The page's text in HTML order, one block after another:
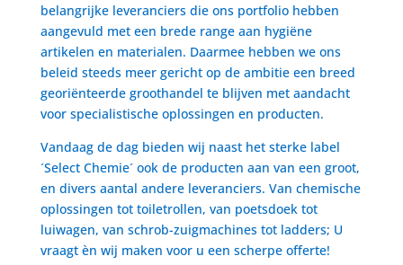
belangrijke leveranciers die ons portfolio hebben
aangevuld met een brede range aan hygiëne
artikelen en materialen. Daarmee hebben we ons
beleid steeds meer gericht op de ambitie een breed
georiënteerde groothandel te blijven met aandacht
voor specialistische oplossingen en producten.
Vandaag de dag bieden wij naast het sterke label
´Select Chemie´ ook de producten aan van een groot,
en divers aantal andere leveranciers. Van chemische
oplossingen tot toiletrollen, van poetsdoek tot
luiwagen, van schrob-zuigmachines tot ladders; U
vraagt èn wij maken voor u een scherpe offerte!